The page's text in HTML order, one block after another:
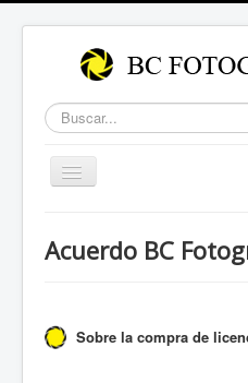
Buscar...
Cambiar
navegación
Acuerdo BC
Sobre la compra de